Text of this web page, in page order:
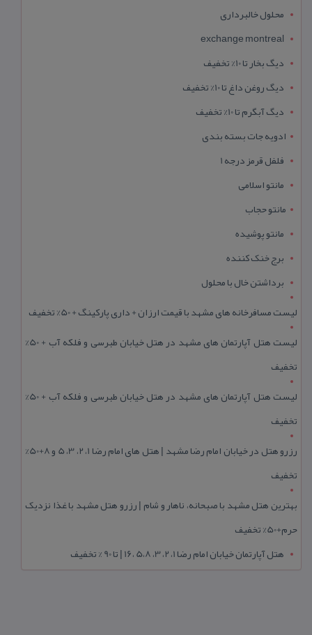
محلول خالبرداری
exchange montreal
دیگ بخار تا 10% تخفیف
دیگ روغن داغ تا 10% تخفیف
دیگ آبگرم تا 10% تخفیف
ادویه جات بسته بندی
فلفل قرمز درجه 1
مانتو اسلامی
مانتو حجاب
مانتو پوشیده
برج خنک کننده
برداشتن خال با محلول
لیست مسافرخانه های مشهد با قیمت ارزان + داری پارکینگ + 50% تخفیف
لیست هتل آپارتمان های مشهد در هتل خیابان طبرسی و فلکه آب + 50%
تخفیف
لیست هتل آپارتمان های مشهد در هتل خیابان طبرسی و فلکه آب + 50%
تخفیف
رزرو هتل در خیابان امام رضا مشهد | هتل‌ های امام رضا 1، 2، 3، 5 و 8+50%
تخفیف
بهترین هتل مشهد با صبحانه، ناهار و شام | رزرو هتل مشهد با غذا نزدیک
حرم+50% تخفیف
هتل آپارتمان خیابان امام رضا 1، 2، 3، 5،8 ،16 | تا 90 % تخفیف